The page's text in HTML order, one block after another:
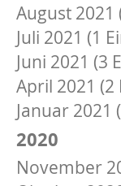
August 2021
Juli 2021 (1
Juni 2021 (3
April 2021 (2
Januar 2021
2020
November